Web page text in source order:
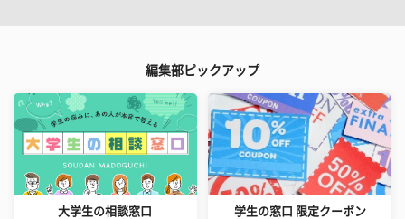
編集部ピックアップ
大学生の相談窓口 学生の窓口 限定クーポン